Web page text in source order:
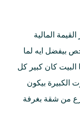
المالية
بيفضل ايه لما
كان كبير كل
الكبيرة بيكون
من شقة بغرفة